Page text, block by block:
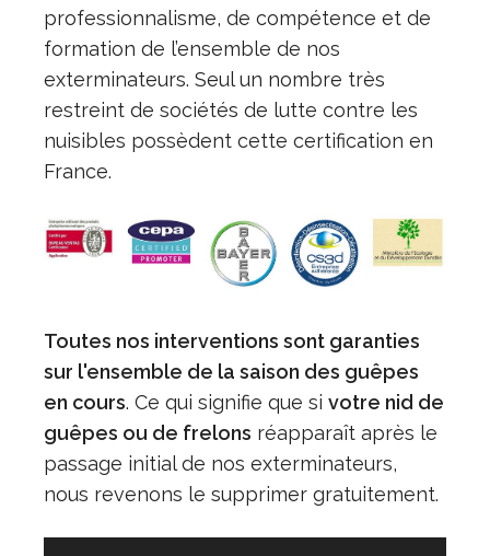
professionnalisme, de compétence et de
formation de l’ensemble de nos
exterminateurs. Seul un nombre très
restreint de sociétés de lutte contre les
nuisibles possèdent cette certification en
France.
Toutes nos interventions sont garanties
sur l'ensemble de la saison des guêpes
en cours. Ce qui signifie que si votre nid de
guêpes ou de frelons réapparaît après le
passage initial de nos exterminateurs,
nous revenons le supprimer gratuitement.